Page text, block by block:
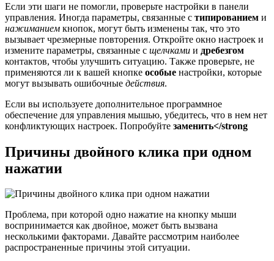
Если эти шаги не помогли, проверьте настройки в панели
управления. Иногда параметры, связанные с типированием и
нажиманием кнопок, могут быть изменены так, что это
вызывает чрезмерные повторения. Откройте окно настроек и
измените параметры, связанные с щелчками и дребезгом
контактов, чтобы улучшить ситуацию. Также проверьте, не
применяются ли к вашей кнопке особые настройки, которые
могут вызывать ошибочные действия.
Если вы используете дополнительное программное
обеспечение для управления мышью, убедитесь, что в нем нет
конфликтующих настроек. Попробуйте заменить</strong
Причины двойного клика при одном
нажатии
Проблема, при которой одно нажатие на кнопку мыши
воспринимается как двойное, может быть вызвана
несколькими факторами. Давайте рассмотрим наиболее
распространенные причины этой ситуации.